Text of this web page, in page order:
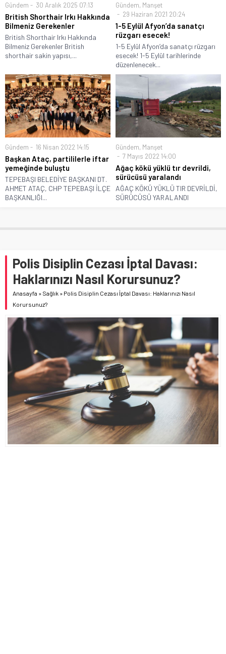
Gündem 30 Aralık 2025 07:13
British Shorthair Irkı Hakkında
Bilmeniz Gerekenler
British Shorthair Irkı Hakkında
Bilmeniz Gerekenler British
shorthair sakin yapısı,...
Gündem, Manşet
29 Haziran 2021 20:24
1-5 Eylül Afyon’da sanatçı
rüzgarı esecek!
1-5 Eylül Afyon’da sanatçı rüzgarı
esecek! 1-5 Eylül tarihlerinde
düzenlenecek...
Gündem 16 Nisan 2022 14:15
Başkan Ataç, partililerle iftar
yemeğinde buluştu
TEPEBAŞI BELEDİYE BAŞKANI DT.
AHMET ATAÇ, CHP TEPEBAŞI İLÇE
BAŞKANLIĞI...
Gündem, Manşet
7 Mayıs 2022 14:00
Ağaç kökü yüklü tır devrildi,
sürücüsü yaralandı
AĞAÇ KÖKÜ YÜKLÜ TIR DEVRİLDİ,
SÜRÜCÜSÜ YARALANDI
Polis Disiplin Cezası İptal Davası:
Haklarınızı Nasıl Korursunuz?
Anasayfa » Sağlık » Polis Disiplin Cezası İptal Davası: Haklarınızı Nasıl
Korursunuz?